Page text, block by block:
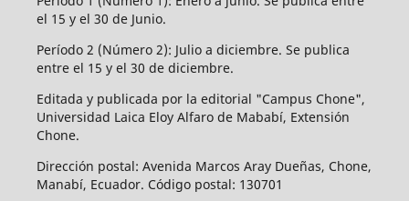
el 15 y el 30 de Junio.
Período 2 (Número 2): Julio a diciembre. Se publica
entre el 15 y el 30 de diciembre.
Editada y publicada por la editorial "Campus Chone",
Universidad Laica Eloy Alfaro de Mababí, Extensión
Chone.
Dirección postal: Avenida Marcos Aray Dueñas, Chone,
Manabí, Ecuador. Código postal: 130701